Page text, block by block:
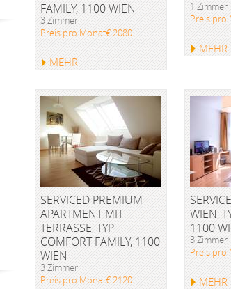
FAMILY, 1100 WIEN
3 Zimmer
Preis pro Monat€ 2080
MEHR
1 Zimmer
Preis pro
MEHR
SERVICED PREMIUM
APARTMENT MIT
TERRASSE, TYP
COMFORT FAMILY, 1100
WIEN
3 Zimmer
Preis pro Monat€ 2120
WIEN,
1100
3 Zimmer
Preis pro
MEHR